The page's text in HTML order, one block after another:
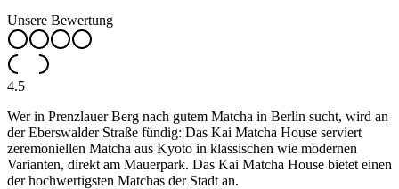
Unsere Bewertung
4.5
Wer in Prenzlauer Berg nach gutem Matcha in Berlin sucht, wird an
der Eberswalder Straße fündig: Das Kai Matcha House serviert
zeremoniellen Matcha aus Kyoto in klassischen wie modernen
Varianten, direkt am Mauerpark. Das Kai Matcha House bietet einen
der hochwertigsten Matchas der Stadt an.